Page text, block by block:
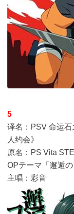
5
译名：PSV 命运
人约会》
原名：PS Vita
OPテーマ「邂逅の
主唱：彩音